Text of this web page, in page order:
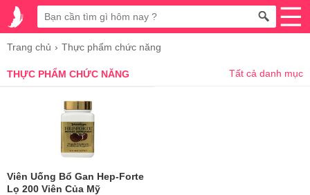
Trang chủ Thực phẩm chức năng
THỰC PHẨM CHỨC NĂNG Tất cả danh mục
Viên Uống Bổ Gan Hep-Forte
Lọ 200 Viên Của Mỹ